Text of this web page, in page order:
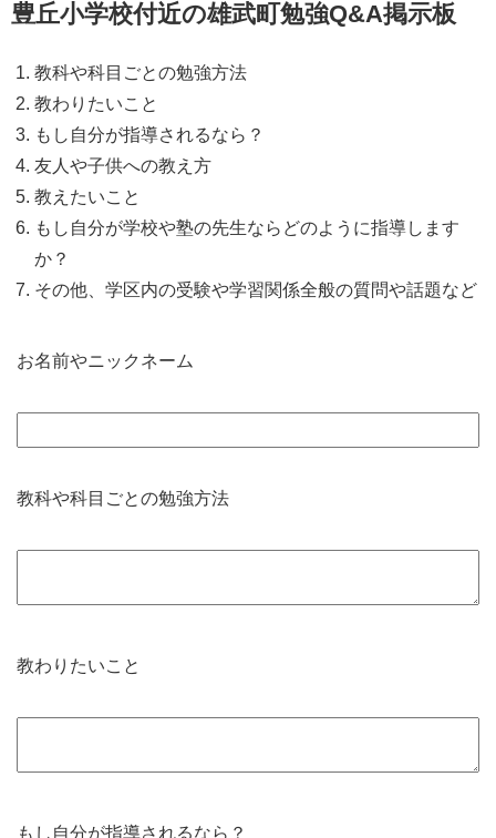
豊丘小学校付近の雄武町勉強Q&A掲示板
教科や科目ごとの勉強方法
教わりたいこと
もし自分が指導されるなら？
友人や子供への教え方
教えたいこと
もし自分が学校や塾の先生ならどのように指導します
か？
その他、学区内の受験や学習関係全般の質問や話題など
お名前やニックネーム
教科や科目ごとの勉強方法
教わりたいこと
もし自分が指導されるなら？